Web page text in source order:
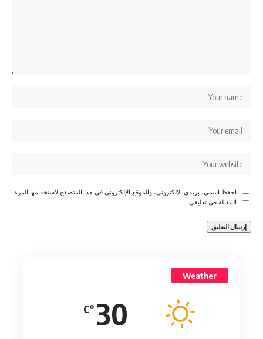
احفظ اسمي، بريدي الإلكتروني، والموقع الإلكتروني في هذا المتصفح لاستخدامها المرة
المقبلة في تعليقي.
Weather
30
°C